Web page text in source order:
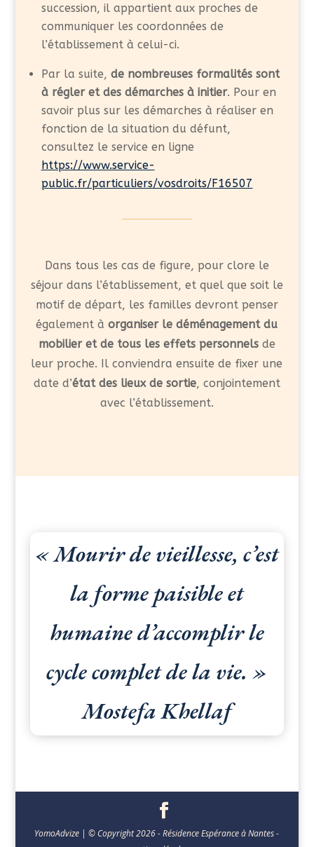
succession, il appartient aux proches de
communiquer les coordonnées de
l’établissement à celui-ci.
Par la suite, de nombreuses formalités sont
à régler et des démarches à initier. Pour en
savoir plus sur les démarches à réaliser en
fonction de la situation du défunt,
consultez le service en ligne
https://www.service-
public.fr/particuliers/vosdroits/F16507
Dans tous les cas de figure, pour clore le
séjour dans l’établissement, et quel que soit le
motif de départ, les familles devront penser
également à organiser le déménagement du
mobilier et de tous les effets personnelsde
leur proche. Il conviendra ensuite de fixer une
date d’état des lieux de sortie, conjointement
avec l’établissement.
« Mourir de vieillesse, c’est
la forme paisible et
humaine d’accomplir le
cycle complet de la vie. »
Mostefa Khellaf
YomoAdvize | © Copyright 2026 - Résidence Espérance à Nantes -